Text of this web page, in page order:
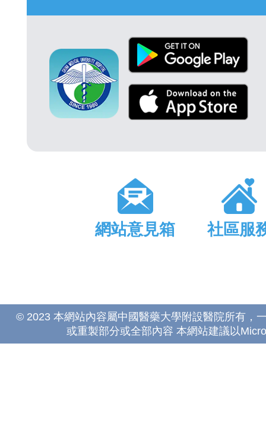
網站意見箱 社區服
© 2023 本網站內容屬中國醫藥大學附設醫院所有，
或重製部分或全部內容 本網站建議以